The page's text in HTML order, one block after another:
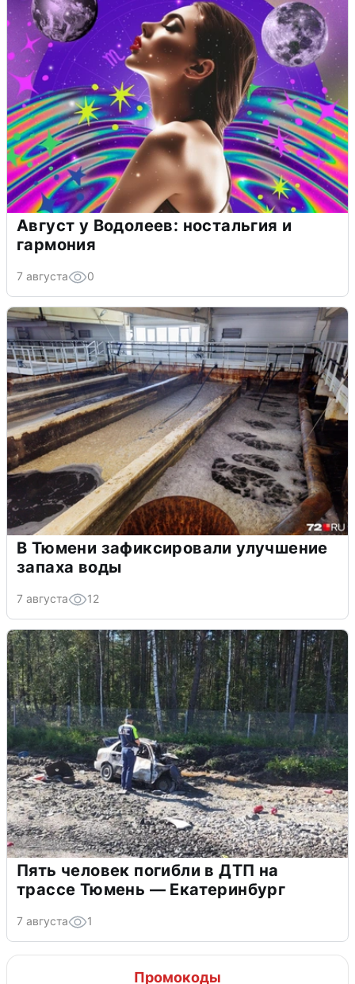
Август у Водолеев: ностальгия и
гармония
7 августа 0
В Тюмени зафиксировали улучшение
запаха воды
7 августа 12
Пять человек погибли в ДТП на
трассе Тюмень — Екатеринбург
7 августа 1
Промокоды